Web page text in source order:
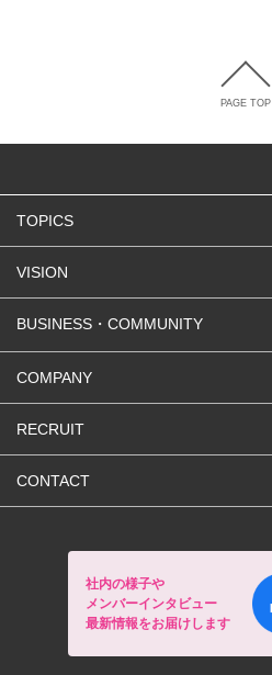
PAGE TOP
TOPICS
VISION
BUSINESS・COMMUNITY
COMPANY
RECRUIT
CONTACT
社内の様子や
メンバーインタビュー
最新情報をお届けします